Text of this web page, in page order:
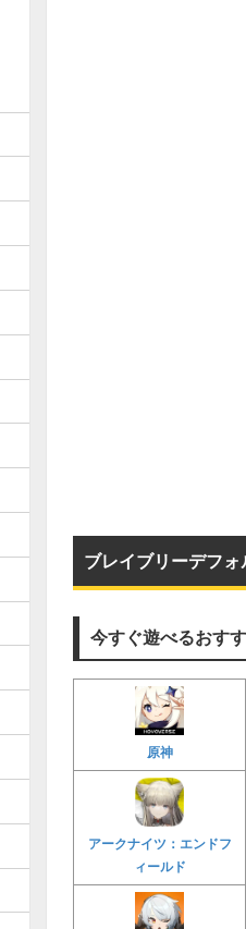
ブレイブリーデフォ
今すぐ遊べるおす
原神
アークナイツ：エンドフ
ィールド